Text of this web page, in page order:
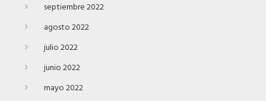
septiembre 2022
agosto 2022
julio 2022
junio 2022
mayo 2022